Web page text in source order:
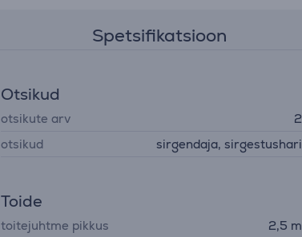
Spetsifikatsioon
Otsikud
otsikute arv
2
otsikud
sirgendaja, sirgestushari
Toide
toitejuhtme pikkus
2,5 m